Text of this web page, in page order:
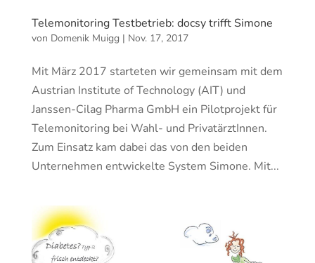
Telemonitoring Testbetrieb: docsy trifft Simone
von Domenik Muigg | Nov. 17, 2017
Mit März 2017 starteten wir gemeinsam mit dem
Austrian Institute of Technology (AIT) und
Janssen-Cilag Pharma GmbH ein Pilotprojekt für
Telemonitoring bei Wahl- und PrivatärztInnen.
Zum Einsatz kam dabei das von den beiden
Unternehmen entwickelte System Simone. Mit...